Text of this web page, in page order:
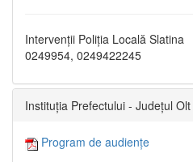
Intervenții Poliția Locală Slatina
0249954, 0249422245
Instituția Prefectului - Județul Olt
Program de audiențe